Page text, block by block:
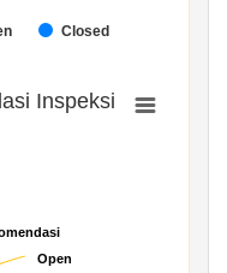
Closed
Inspeksi
Open
Open